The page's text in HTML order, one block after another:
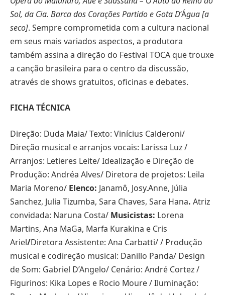
Sol, da Cia. Barca dos Corações Partido e Gota D‘Água [a
seco]. Sempre comprometida com a cultura nacional
em seus mais variados aspectos, a produtora
também assina a direção do Festival TOCA que trouxe
a canção brasileira para o centro da discussão,
através de shows gratuitos, oficinas e debates.
FICHA TÉCNICA
Direção: Duda Maia/ Texto: Vinícius Calderoni/
Direção musical e arranjos vocais: Larissa Luz /
Arranjos: Letieres Leite/ Idealização e Direção de
Produção: Andréa Alves/ Diretora de projetos: Leila
Maria Moreno/ Elenco: Janamô, Josy.Anne, Júlia
Sanchez, Julia Tizumba, Sara Chaves, Sara Hana. Atriz
convidada: Naruna Costa/ Musicistas: Lorena
Martins, Ana MaGa, Marfa Kurakina e Cris
Ariel/Diretora Assistente: Ana Carbatti/ / Produção
musical e codireção musical: Danillo Panda/ Design
de Som: Gabriel D’Angelo/ Cenário: André Cortez /
Figurinos: Kika Lopes e Rocio Moure / Iluminação: